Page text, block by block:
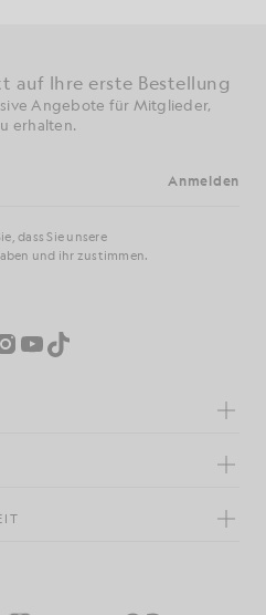
auf Ihre erste Bestellung
Angebote für Mitglieder,
erhalten.
Anmelden
dass Sie unsere
und ihr zustimmen.
YouTube
TikTok